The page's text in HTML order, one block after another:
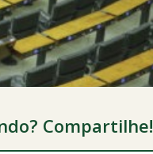
Compartilhe!